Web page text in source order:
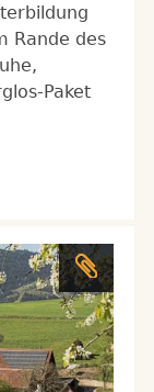
Rande des
Paket